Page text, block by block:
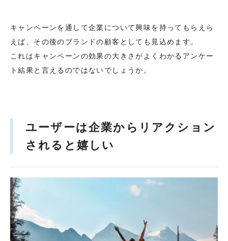
キャンペーンを通して企業について興味を持ってもらえら
えば、その後のブランドの顧客としても見込めます。
これはキャンペーンの効果の大きさがよくわかるアンケー
ト結果と言えるのではないでしょうか。
ユーザーは企業からリアクション
されると嬉しい